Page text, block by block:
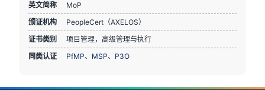
英文简称
MoP
颁证机构
PeopleCert（AXELOS）
证书类别
项目管理，高级管理与执行
同类认证
PfMP、 MSP、 P3O